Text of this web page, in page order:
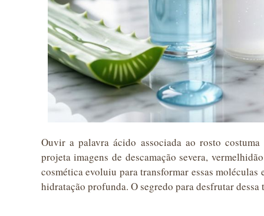
Ouvir a palavra ácido associada ao rosto
projeta imagens de descamação severa,
cosmética evoluiu para transformar essas
hidratação profunda. O segredo para desfrutar